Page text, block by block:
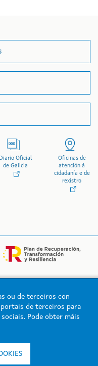
Diario Oficial
de Galicia
Oficinas de
atención á
cidadanía e de
rexistro
ou de terceiros con
de terceiros para
Pode obter máis